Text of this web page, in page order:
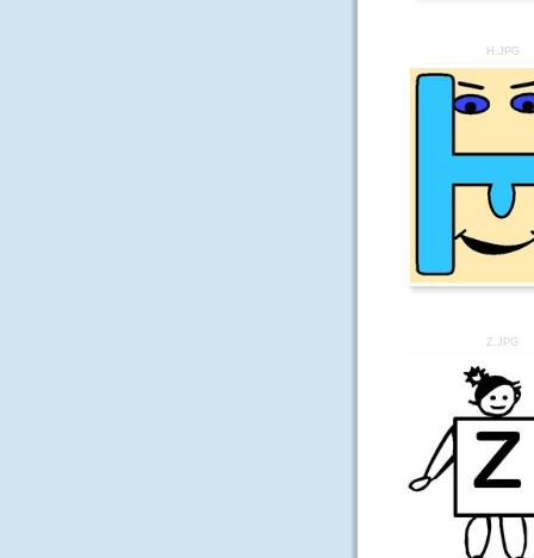
H.JPG
Z.JPG